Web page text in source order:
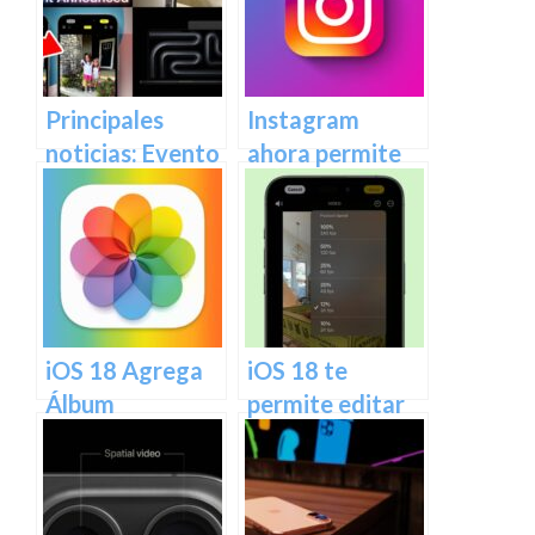
actualizaciones
de Persona,
modo invitado
mejorado y más
– Actualización
de visionOS 2 de
Apple: fotos
espaciales en
2D, Persona
actualiza y más
computacional
– Título SEO:
¡Descubre cómo
Halide 2.15
revoluciona la
fotografía sin
procesamiento
computacional!
Principales
noticias: Evento
del iPhone 9 de
septiembre,
herramienta de
limpieza de
fotos iOS 18.1 y
más –
Traducción al
Español: Evento
del iPhone 9 de
septiembre,
herramienta de
Instagram
ahora permite
añadir texto y
pegatinas a las
fotos:
¡Descubre
cómo!
iOS 18 Agrega
Álbum
Fotos para
Restaurar Fotos
iOS 18 te
permite editar
la velocidad de
los videos con la
aplicación Fotos